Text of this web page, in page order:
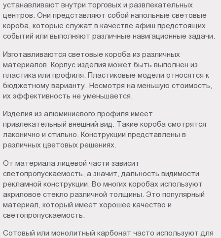
устанавливают внутри торговых и развлекательных
центров. Они представляют собой напольные световые
короба, которые служат в качестве афиш предстоящих
событий или выполняют различные навигационные задачи.
Изготавливаются световые короба из различных
материалов. Корпус изделия может быть выполнен из
пластика или профиля. Пластиковые модели относятся к
бюджетному варианту. Несмотря на меньшую стоимость,
их эффективность не уменьшается.
Изделия из алюминиевого профиля имеет
привлекательный внешний вид. Такие короба смотрятся
лаконично и стильно. Конструкции представлены в
различных цветовых решениях.
От материала лицевой части зависит
светопропускаемость, а значит, дальность видимости
рекламной конструкции. Во многих коробах используют
акриловое стекло различной толщины. Это популярный
материал, который имеет хорошее качество и
светопропускаемость.
Сотовый или монолитный карбонат часто используют для